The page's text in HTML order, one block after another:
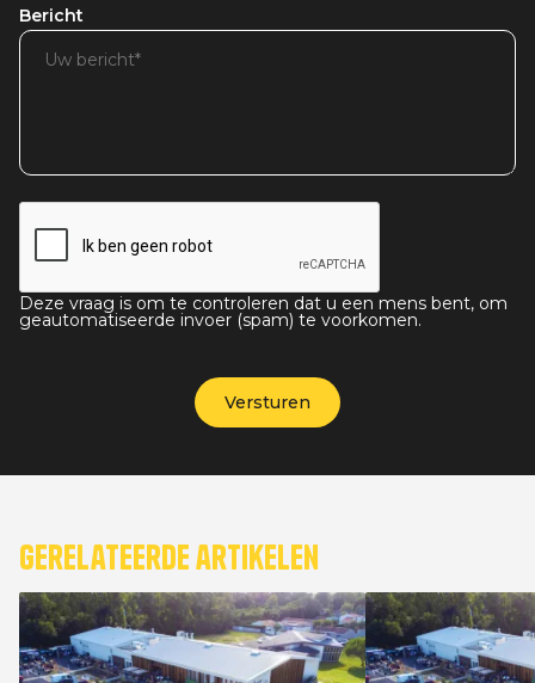
Bericht
Deze vraag is om te controleren dat u een mens bent, om
geautomatiseerde invoer (spam) te voorkomen.
Gerelateerde artikelen